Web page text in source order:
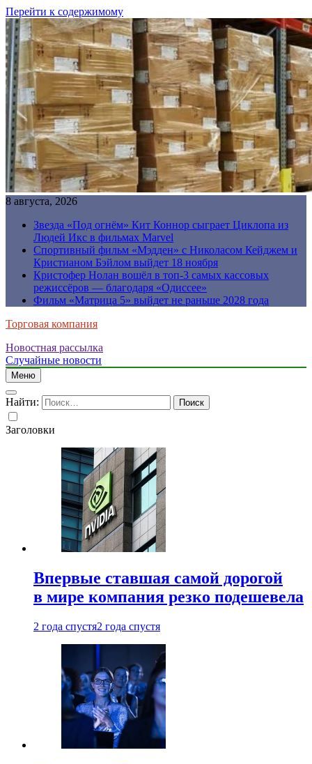
Перейти к содержимому
8 августа, 2026
Звезда «Под огнём» Кит Коннор сыграет Циклопа из
Людей Икс в фильмах Marvel
Спортивный фильм «Мэдден» с Николасом Кейджем и
Кристианом Бэйлом выйдет 18 ноября
Кристофер Нолан вошёл в топ-3 самых кассовых
режиссёров — благодаря «Одиссее»
Фильм «Матрица 5» выйдет не раньше 2028 года
Торговая компания
Новостная рассылка
Случайные новости
Меню
Найти:
Заголовки
Впервые ставшая самой дорогой
в мире компания резко подешевела
2 года спустя2 года спустя